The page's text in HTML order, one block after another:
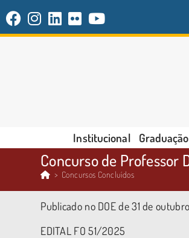
Institucional Graduação
Concurso de Professor
> Concursos Concluídos
Publicado no DOE de 31 de
EDITAL FO 51/2025